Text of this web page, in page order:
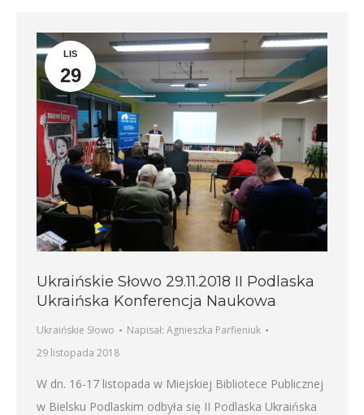
LIS
29
Ukraińskie Słowo 29.11.2018 II Podlaska
Ukraińska Konferencja Naukowa
Ukraińskie Słowo Napisał: Agnieszka Parfieniuk
29 listopada 2018
W dn. 16-17 listopada w Miejskiej Bibliotece Publicznej
w Bielsku Podlaskim odbyła się II Podlaska Ukraińska